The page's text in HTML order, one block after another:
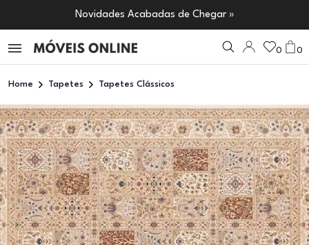
Novidades Acabadas de Chegar »
0 0
Home Tapetes Tapetes Clássicos